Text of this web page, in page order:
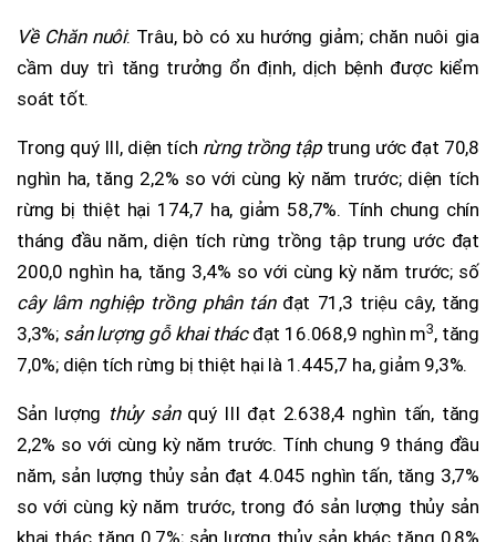
Về Chăn nuôi: Trâu, bò có xu hướng giảm; chăn nuôi gia
cầm duy trì tăng trưởng ổn định, dịch bệnh được kiểm
soát tốt.
Trong quý III, diện tích rừng trồng tậptrung ước đạt 70,8
nghìn ha, tăng 2,2% so với cùng kỳ năm trước; diện tích
rừng bị thiệt hại 174,7 ha, giảm 58,7%. Tính chung chín
tháng đầu năm, diện tích rừng trồng tập trung ước đạt
200,0 nghìn ha, tăng 3,4% so với cùng kỳ năm trước; số
cây lâm nghiệp trồng phân tánđạt 71,3 triệu cây, tăng
3,3%; sản lượng gỗ khai thácđạt 16.068,9 nghìn m3, tăng
7,0%; diện tích rừng bị thiệt hại là 1.445,7 ha, giảm 9,3%.
Sản lượng thủy sản quý III đạt 2.638,4 nghìn tấn, tăng
2,2% so với cùng kỳ năm trước. Tính chung 9 tháng đầu
năm, sản lượng thủy sản đạt 4.045 nghìn tấn, tăng 3,7%
so với cùng kỳ năm trước, trong đó sản lượng thủy sản
khai thác tăng 0,7%; sản lượng thủy sản khác tăng 0,8%